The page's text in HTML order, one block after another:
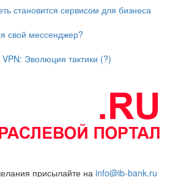
становится сервисом для бизнеса
свой мессенджер?
Эволюция тактики (?)
присылайте на info@ib-bank.ru